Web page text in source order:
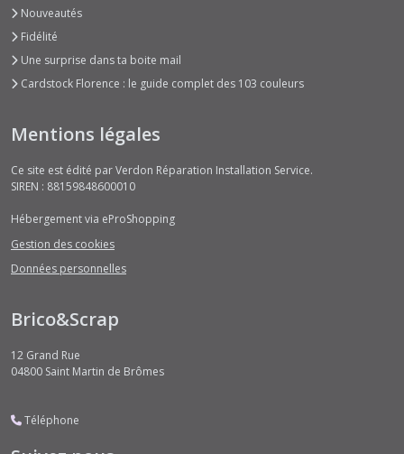
Nouveautés
Fidélité
Une surprise dans ta boite mail
Cardstock Florence : le guide complet des 103 couleurs
Mentions légales
Ce site est édité par Verdon Réparation Installation Service.
SIREN : 88159848600010
Hébergement via eProShopping
Gestion des cookies
Données personnelles
Brico&Scrap
12 Grand Rue
04800 Saint Martin de Brômes
Téléphone